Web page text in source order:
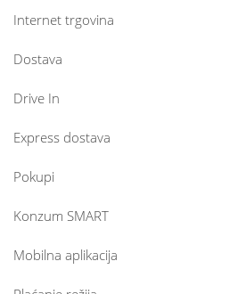
Internet trgovina
Dostava
Drive In
Express dostava
Pokupi
Konzum SMART
Mobilna aplikacija